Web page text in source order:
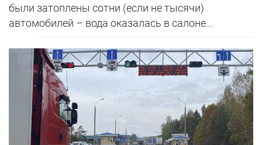
были затоплены сотни (если не тысячи)
автомобилей – вода оказалась в салоне...